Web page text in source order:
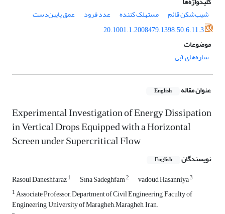
شیب‌شکن قائم
مستهلک کننده عدد فرود
عمق پایین‌دست
20.1001.1.2008479.1398.50.6.11.3
موضوعات
سازه‌های آبی
عنوان مقاله English
Experimental Investigation of Energy Dissipation
in Vertical Drops Equipped with a Horizontal
Screen under Supercritical Flow
نویسندگان English
Rasoul Daneshfaraz1 Sına Sadeghfam2 vadoud Hasanniya3
1Associate Professor, Department of Civil Engineering, Faculty of
Engineering, University of Maragheh, Maragheh, Iran.